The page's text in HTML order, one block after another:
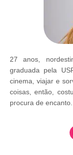
27 anos,
graduada pela
cinema, viajar e
coisas, então,
procura de encanto.